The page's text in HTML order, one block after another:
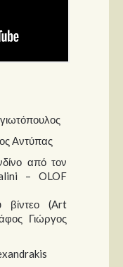
Αντύπας
από τον
– OLOF
βίντεο (Art
Γιώργος